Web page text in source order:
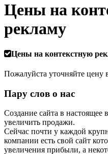
Цены на
рекламу
Цены на контекстную
Пожалуйста уточняйте цену
Пару слов о нас
Создание сайта в настоящее
увеличить продажи.
Сейчас почти у каждой
компании есть свой сайт
увеличения прибыли, а